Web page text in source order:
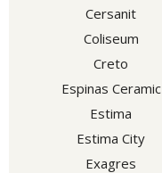
Cersanit
Coliseum
Creto
Espinas Ceramic
Estima
Estima City
Exagres